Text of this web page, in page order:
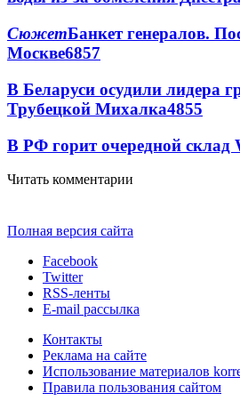
СюжетБанкет генералов.
Москве6857
В Беларуси осудили лидера
Трубецкой Михалка4855
В РФ горит очередной склад
Читать комментарии
Полная версия сайта
Facebook
Twitter
RSS-ленты
E-mail рассылка
Контакты
Реклама на сайте
Использование материалов
Правила пользования сайтом